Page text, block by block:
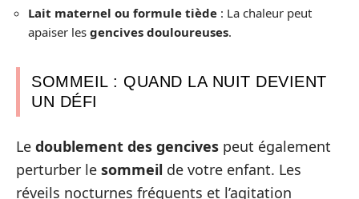
Lait maternel ou formule tiède : La chaleur peut
apaiser les gencives douloureuses.
SOMMEIL : QUAND LA NUIT DEVIENT
UN DÉFI
Le doublement des gencives peut également
perturber le sommeil de votre enfant. Les
réveils nocturnes fréquents et l’agitation